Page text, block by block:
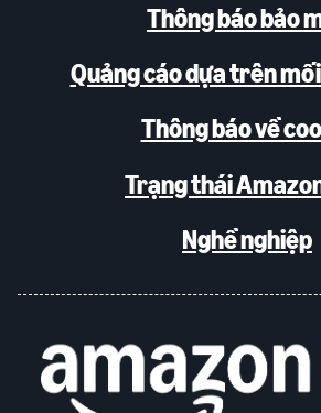
Thông báo bảo
Quảng cáo dựa trên
Thông báo về
Trạng thái
Nghề nghiệp